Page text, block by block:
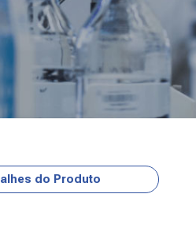
do Produto